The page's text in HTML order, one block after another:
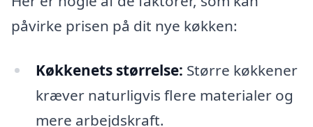
påvirke prisen på dit nye køkken:
Køkkenets størrelse: Større køkkener
kræver naturligvis flere materialer og
mere arbejdskraft.